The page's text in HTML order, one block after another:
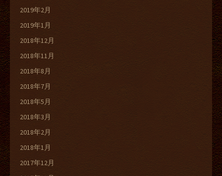
2019年2月
2019年1月
2018年12月
2018年11月
2018年8月
2018年7月
2018年5月
2018年3月
2018年2月
2018年1月
2017年12月